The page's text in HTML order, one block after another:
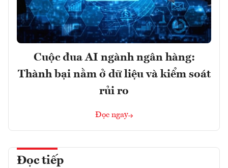
Cuộc đua AI ngành ngân hàng:
Thành bại nằm ở dữ liệu và kiểm soát
rủi ro
Đọc ngay
Đọc tiếp